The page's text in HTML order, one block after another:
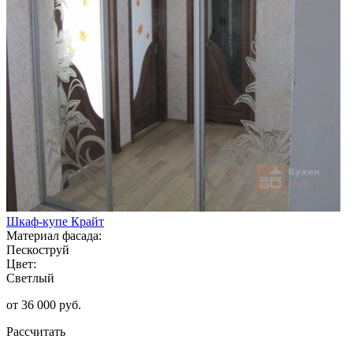
Шкаф-купе Крайт
Материал фасада:
Пескоструй
Цвет:
Светлый
от 36 000 руб.
Рассчитать